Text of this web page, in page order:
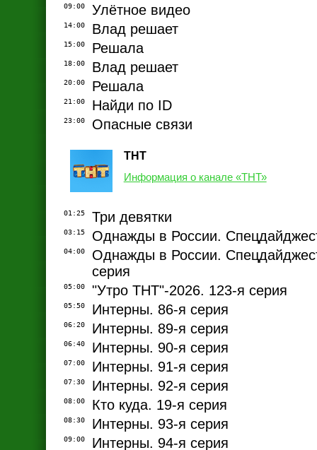
09:00 Улётное видео
14:00 Влад решает
15:00 Решала
18:00 Влад решает
20:00 Решала
21:00 Найди по ID
23:00 Опасные связи
ТНТ
Информация о канале «ТНТ»
01:25 Три девятки
03:15 Однажды в России.
04:00
Однажды в России.
серия
05:00 "Утро ТНТ"-2026. 123-я серия
05:50 Интерны. 86-я серия
06:20 Интерны. 89-я серия
06:40 Интерны. 90-я серия
07:00 Интерны. 91-я серия
07:30 Интерны. 92-я серия
08:00 Кто куда. 19-я серия
08:30 Интерны. 93-я серия
09:00 Интерны. 94-я серия